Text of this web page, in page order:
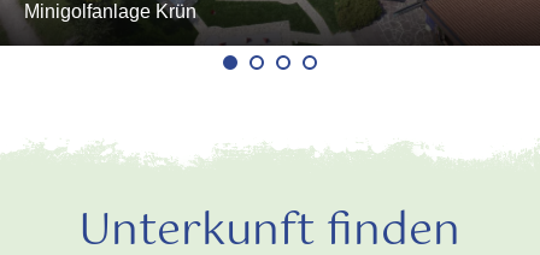
Minigolfanlage Krün
Unterkunft finden